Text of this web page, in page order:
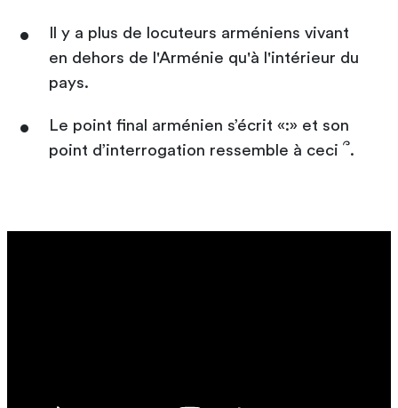
Il y a plus de locuteurs arméniens vivant
en dehors de l'Arménie qu'à l'intérieur du
pays.
Le point final arménien s’écrit «:» et son
point d’interrogation ressemble à ceci ՞.